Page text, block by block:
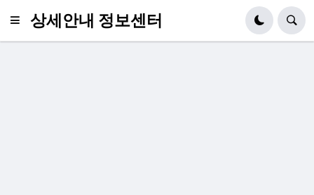
상세안내 정보센터